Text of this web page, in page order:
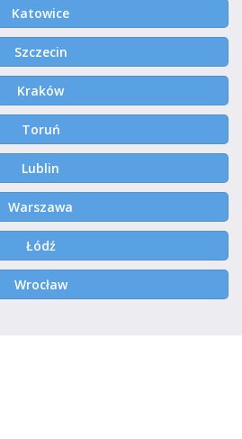
Katowice
Szczecin
Kraków
Toruń
Lublin
Warszawa
Łódź
Wrocław